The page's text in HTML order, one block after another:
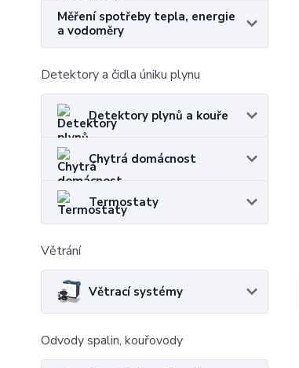
Měření spotřeby tepla, energie
a vodoměry
Detektory a čidla úniku plynu
Detektory plynů a kouře
Chytrá domácnost
Termostaty
Větrání
Větrací systémy
Odvody spalin, kouřovody